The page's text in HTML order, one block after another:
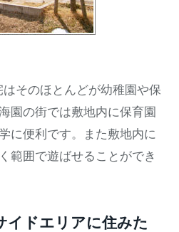
そのほとんどが幼稚園や保
園の街では敷地内に保育園
に便利です。また敷地内に
範囲で遊ばせることができ
イドエリアに住みた